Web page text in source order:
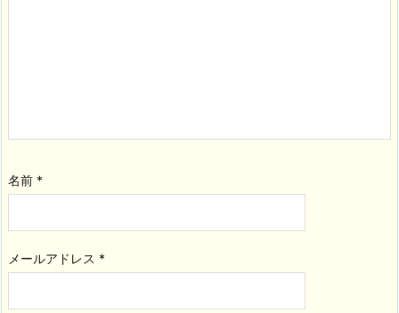
名前 *
メールアドレス *